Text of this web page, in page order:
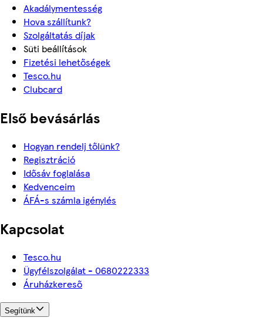
Akadálymentesség
Hova szállítunk?
Szolgáltatás díjak
Süti beállítások
Fizetési lehetőségek
Tesco.hu
Clubcard
Első bevásárlás
Hogyan rendelj tőlünk?
Regisztráció
Idősáv foglalása
Kedvenceim
ÁFÁ-s számla igénylés
Kapcsolat
Tesco.hu
Ügyfélszolgálat - 0680222333
Áruházkereső
Segítünk